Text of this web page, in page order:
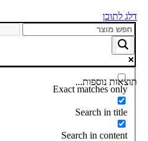
דלג לתוכן
תוצאות נוספות...
Exact matches only
Search in title
Search in content